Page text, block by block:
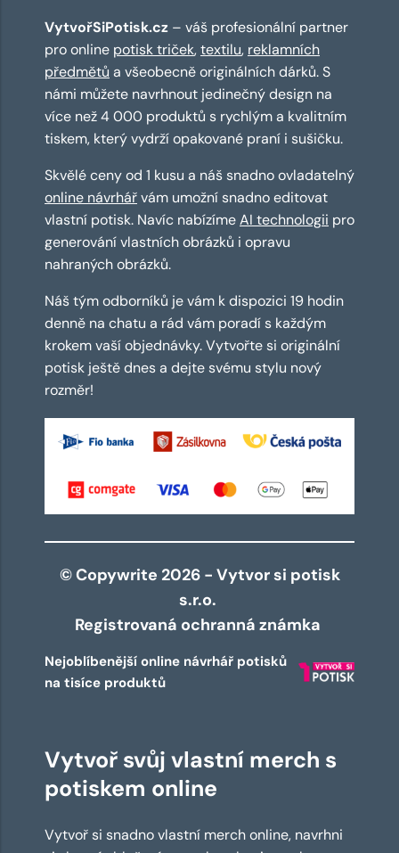
VytvořSiPotisk.cz – váš profesionální partner
pro online potisk triček,textilu, reklamních
předmětů a všeobecně originálních dárků. S
námi můžete navrhnout jedinečný design na
více než 4 000 produktů s rychlým a kvalitním
tiskem, který vydrží opakované praní i sušičku.
Skvělé ceny od 1 kusu a náš snadno ovladatelný
online návrhářvám umožní snadno editovat
vlastní potisk. Navíc nabízímeAI technologii pro
generování vlastních obrázků i opravu
nahraných obrázků.
Náš tým odborníků je vám k dispozici 19 hodin
denně na chatu a rád vám poradí s každým
krokem vaší objednávky. Vytvořte si originální
potisk ještě dnes a dejte svému stylu nový
rozměr!
© Copywrite 2026 - Vytvor si potisk
s.r.o.
Registrovaná ochranná známka
Nejoblíbenější online návrhář potisků
na tisíce produktů
Vytvoř svůj vlastní merch s
potiskem online
Vytvoř si snadno vlastní merch online, navrhni